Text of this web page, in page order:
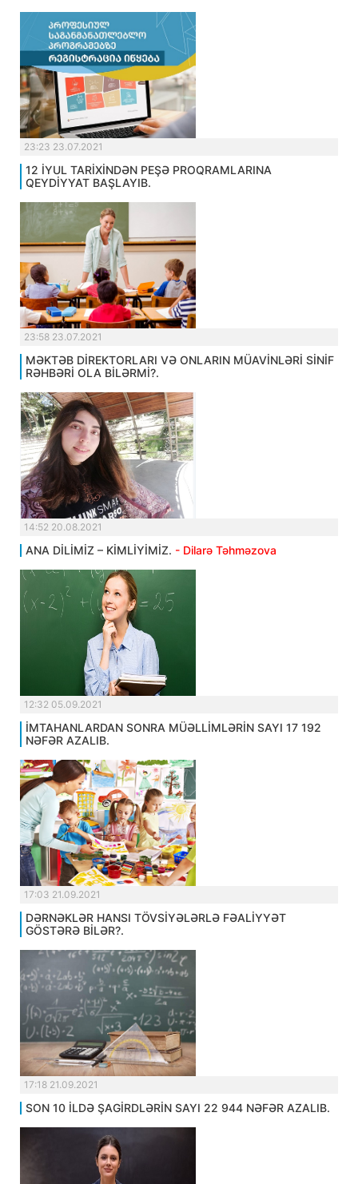
23:23 23.07.2021
12 İYUL TARİXİNDƏN PEŞƏ PROQRAMLARINA
QEYDİYYAT BAŞLAYIB.
23:58 23.07.2021
MƏKTƏB DİREKTORLARI VƏ ONLARIN MÜAVİNLƏRİ SİNİF
RƏHBƏRİ OLA BİLƏRMİ?.
14:52 20.08.2021
ANA DİLİMİZ – KİMLİYİMİZ. - Dilarə Təhməzova
12:32 05.09.2021
İMTAHANLARDAN SONRA MÜƏLLİMLƏRİN SAYI 17 192
NƏFƏR AZALIB.
17:03 21.09.2021
DƏRNƏKLƏR HANSI TÖVSİYƏLƏRLƏ FƏALİYYƏT
GÖSTƏRƏ BİLƏR?.
17:18 21.09.2021
SON 10 İLDƏ ŞAGİRDLƏRİN SAYI 22 944 NƏFƏR AZALIB.